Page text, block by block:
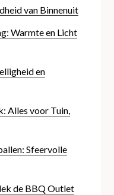
van Binnenuit
Warmte en Licht
en
Alles voor Tuin,
Sfeervolle
de BBQ Outlet